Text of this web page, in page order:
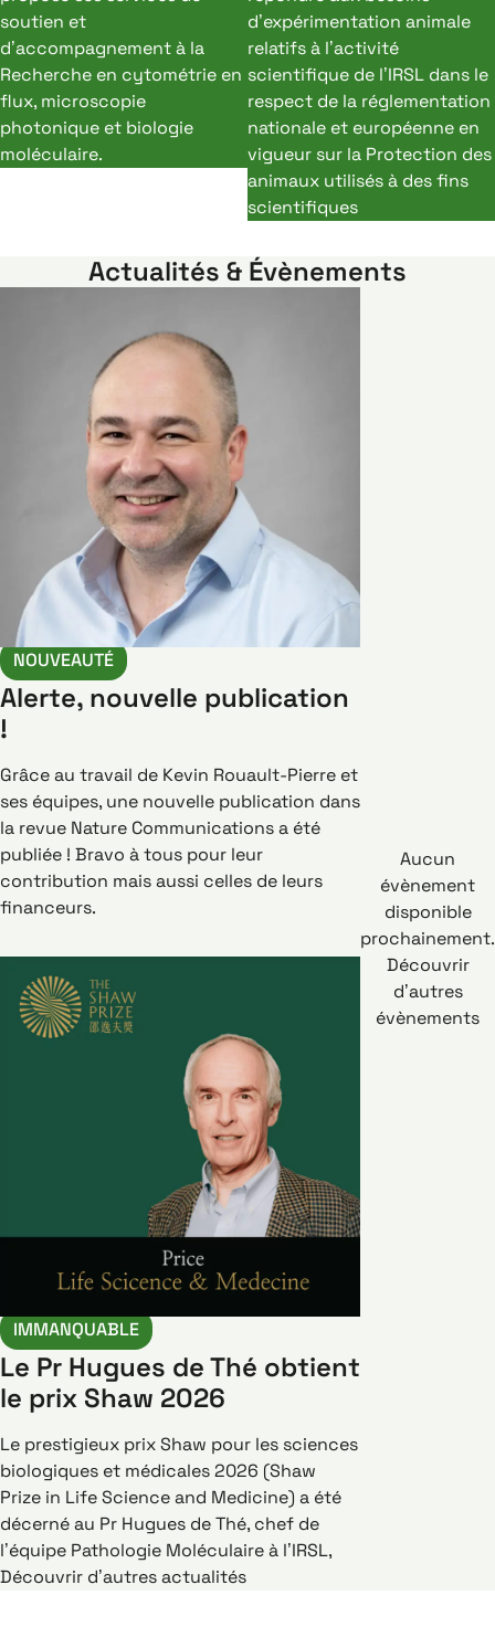
soutien et
d’accompagnement à la
Recherche en cytométrie en
flux, microscopie
photonique et biologie
moléculaire.
d’expérimentation animale
relatifs à l’activité
scientifique de l’IRSL dans le
respect de la réglementation
nationale et européenne en
vigueur sur la Protection des
animaux utilisés à des fins
scientifiques
Actualités & Évènements
NOUVEAUTÉ
Alerte, nouvelle publication
!
Grâce au travail de Kevin Rouault-Pierre et
ses équipes, une nouvelle publication dans
la revue Nature Communications a été
publiée ! Bravo à tous pour leur
contribution mais aussi celles de leurs
financeurs.
IMMANQUABLE
Le Pr Hugues de Thé obtient
le prix Shaw 2026
Le prestigieux prix Shaw pour les sciences
biologiques et médicales 2026 (Shaw
Prize in Life Science and Medicine) a été
décerné au Pr Hugues de Thé, chef de
l’équipe Pathologie Moléculaire à l’IRSL,
Découvrir d’autres actualités
Aucun
évènement
disponible
prochainement.
Découvrir
d’autres
évènements